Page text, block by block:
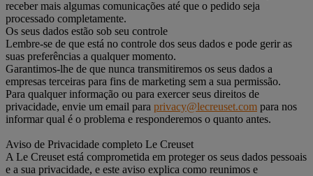
receber mais algumas comunicações até que o pedido seja
processado completamente.
Os seus dados estão sob seu controle
Lembre-se de que está no controle dos seus dados e pode gerir as
suas preferências a qualquer momento.
Garantimos-lhe de que nunca transmitiremos os seus dados a
empresas terceiras para fins de marketing sem a sua permissão.
Para qualquer informação ou para exercer seus direitos de
privacidade, envie um email para privacy@lecreuset.com para nos
informar qual é o problema e responderemos o quanto antes.
Aviso de Privacidade completo Le Creuset
A Le Creuset está comprometida em proteger os seus dados pessoais
e a sua privacidade, e este aviso explica como reunimos e